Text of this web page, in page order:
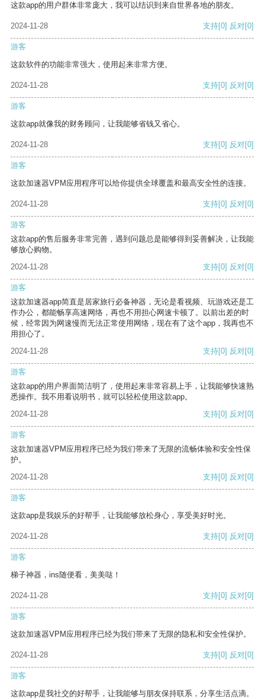
这款app的用户群体非常庞大，我可以结识到来自世界各地的朋友。
2024-11-28 支持[0] 反对[0]
游客
这款软件的功能非常强大，使用起来非常方便。
2024-11-28 支持[0] 反对[0]
游客
这款app就像我的财务顾问，让我能够省钱又省心。
2024-11-28 支持[0] 反对[0]
游客
这款加速器VPM应用程序可以给你提供全球覆盖和最高安全性的连接。
2024-11-28 支持[0] 反对[0]
游客
这款app的售后服务非常完善，遇到问题总是能够得到妥善解决，让我能
够放心购物。
2024-11-28
支持[0] 反对[0]
游客
这款加速器app简直是居家旅行必备神器，无论是看视频、玩游戏还是工
作办公，都能畅享高速网络，再也不用担心网速卡顿了。以前出差的时
候，经常因为网速慢而无法正常使用网络，现在有了这个app，我再也不
用担心了。
2024-11-28
支持[0] 反对[0]
游客
这款app的用户界面简洁明了，使用起来非常容易上手，让我能够快速熟
悉操作。我不用看说明书，就可以轻松使用这款app。
2024-11-28
支持[0] 反对[0]
游客
这款加速器VPM应用程序已经为我们带来了无限的流畅体验和安全性保
护。
2024-11-28
支持[0] 反对[0]
游客
这款app是我娱乐的好帮手，让我能够放松身心，享受美好时光。
2024-11-28 支持[0] 反对[0]
游客
梯子神器，ins随便看，美美哒！
2024-11-28 支持[0] 反对[0]
游客
这款加速器VPM应用程序已经为我们带来了无限的隐私和安全性保护。
2024-11-28 支持[0] 反对[0]
游客
这款app是我社交的好帮手，让我能够与朋友保持联系，分享生活点滴。